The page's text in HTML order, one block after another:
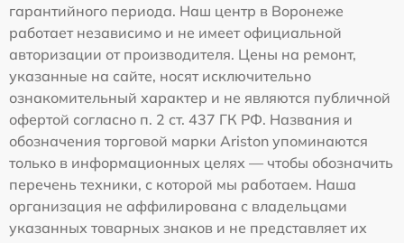
гарантийного периода. Наш центр в Воронеже
работает независимо и не имеет официальной
авторизации от производителя. Цены на ремонт,
указанные на сайте, носят исключительно
ознакомительный характер и не являются публичной
офертой согласно п. 2 ст. 437 ГК РФ. Названия и
обозначения торговой марки Ariston упоминаются
только в информационных целях — чтобы обозначить
перечень техники, с которой мы работаем. Наша
организация не аффилирована с владельцами
указанных товарных знаков и не представляет их